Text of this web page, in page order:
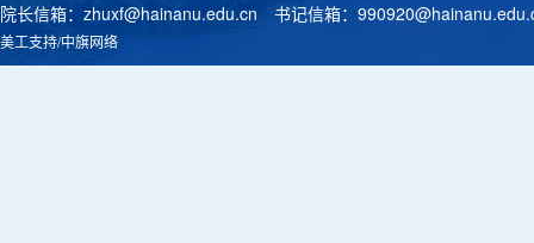
院长信箱： zhuxf@hainanu.edu.cn 书记信箱：
美工支持/中旗网络